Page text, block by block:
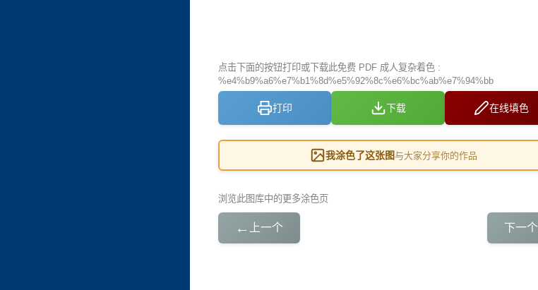
点击下面的按钮打印或下载此免费 PDF 成人复杂着色 :
%e4%b9%a6%e7%b1%8d%e5%92%8c%e6%bc%ab%e7%94%bb
打印 下载 在线填色
我涂色了这张图与大家分享你的作品
浏览此图库中的更多涂色页
← 上一个 下一个